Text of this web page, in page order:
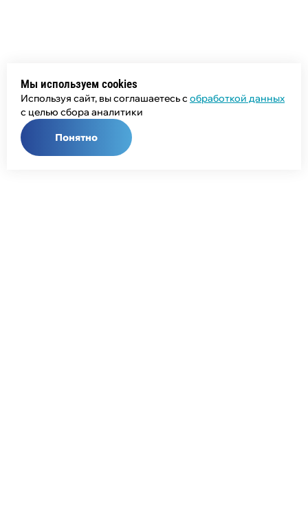
Мы используем cookies
Используя сайт, вы соглашаетесь с обработкой данных
с целью сбора аналитики
Понятно